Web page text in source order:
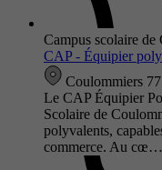
Campus scolaire de
CAP - Équipier
Coulommiers
Le CAP Équipier
Scolaire de
polyvalents,
commerce. Au cœ…